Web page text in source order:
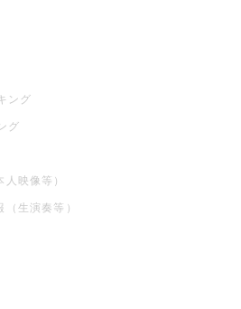
ング
グ
映像等）
生演奏等）